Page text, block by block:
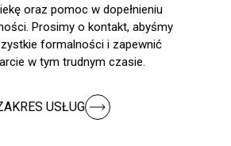
oraz pomoc w dopełnieniu
Prosimy o kontakt, abyśmy
formalności i zapewnić
w tym trudnym czasie.
USŁUG